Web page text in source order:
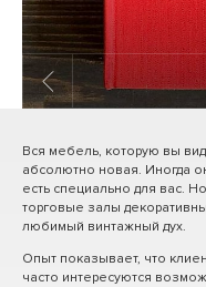
Вся мебель, которую вы
абсолютно новая. Иногда
есть специально для вас.
торговые залы
любимый винтажный дух.
Опыт показывает, что
часто интересуются